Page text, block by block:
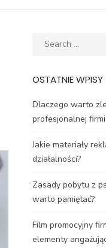
Search
OSTATNIE WPISY
Dlaczego warto
profesjonalnej
Jakie materiały
działalności?
Zasady pobytu z
warto pamiętać?
Film promocyjny
elementy